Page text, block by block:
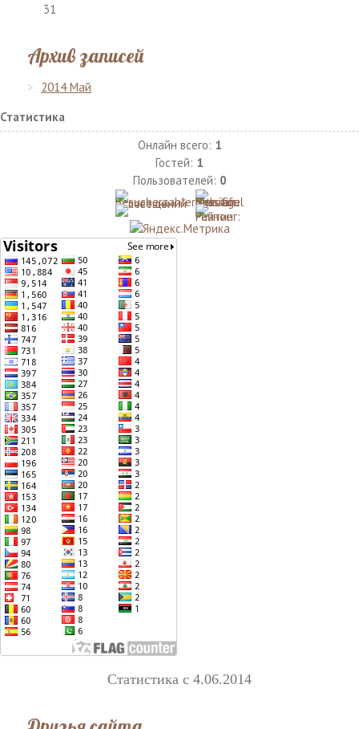
31
Архив записей
2014 Май
Статистика
Онлайн всего: 1
Гостей: 1
Пользователей: 0
Статистика с 4.06.2014